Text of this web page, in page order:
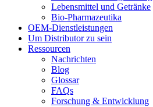
Lebensmittel und Getränke
Bio-Pharmazeutika
OEM-Dienstleistungen
Um Distributor zu sein
Ressourcen
Nachrichten
Blog
Glossar
FAQs
Forschung & Entwicklung